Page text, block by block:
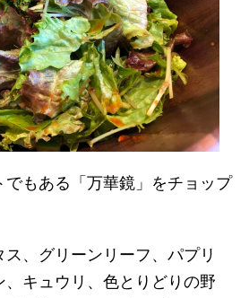
もある「万華鏡」をチョップ
、グリーンリーフ、パプリ
、キュウリ、色とりどりの野